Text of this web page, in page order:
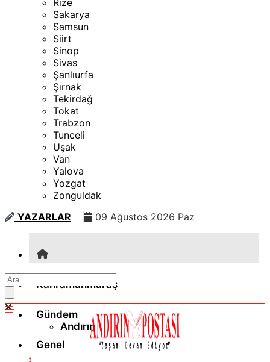
Rize
Sakarya
Samsun
Siirt
Sinop
Sivas
Şanlıurfa
Şırnak
Tekirdağ
Tokat
Trabzon
Tunceli
Uşak
Van
Yalova
Yozgat
Zonguldak
YAZARLAR
09 Ağustos 2026 Paz
Kahramanmaraş
Andırın
Gündem
Genel